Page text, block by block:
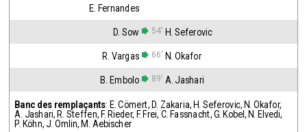
E. Fernandes
D. Sow 54' H. Seferovic
R. Vargas 66' N. Okafor
B. Embolo 89' A. Jashari
Banc des remplaçants: E. Cömert, D. Zakaria, H. Seferovic, N. Okafor,
A. Jashari, R. Steffen, F. Rieder, F. Frei, C. Fassnacht,G. Kobel, N. Elvedi,
P. Köhn,J. Omlin, M. Aebischer